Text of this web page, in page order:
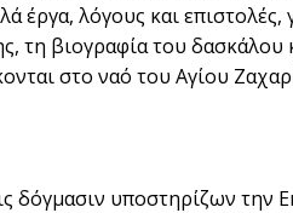
έργα, λόγους και επιστολές,
τη βιογραφία του
στο ναό του Αγίου
δόγμασιν υποστηρίζων την